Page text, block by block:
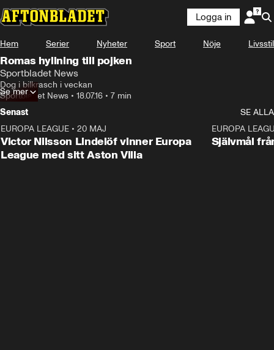
Logga in
Hem Serier Nyheter Sport Nöje Livsstil
Romas hyllning till pojken
Sportbladet News
Dog i bilkrasch i veckan
Sportbladet News • 18.07.16 • 7 min
Se mer
Senast
SE ALLA
EUROPA LEAGUE • 20 MAJ
Victor Nilsson Lindelöf vinner Europa
League med sitt Aston Villa
EUROPA
Självmål